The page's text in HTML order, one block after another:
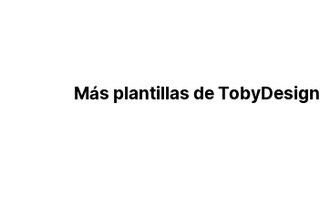
Más plantillas de TobyDesign